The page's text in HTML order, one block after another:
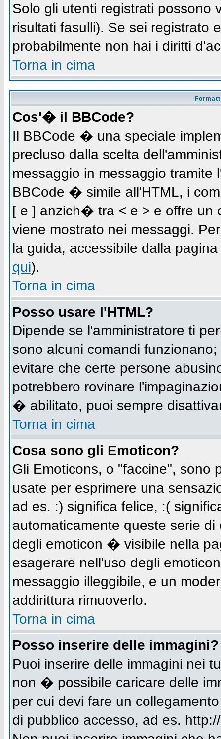
Solo gli utenti registrati possono
risultati fasulli). Se sei registrato
probabilmente non hai i diritti
Torna in cima
Cos'� il BBCode?
Il BBCode � una speciale
precluso dalla scelta
messaggio in messaggio tramite
BBCode � simile all'HTML, i
[ e ] anzich� tra < e > e offre un
viene mostrato nei messaggi.
la guida, accessibile dalla
qui).
Torna in cima
Posso usare l'HTML?
Dipende se l'amministratore ti
sono alcuni comandi
evitare che certe persone
potrebbero rovinare
� abilitato, puoi sempre
Torna in cima
Cosa sono gli Emoticon?
Gli Emoticons, o "faccine", sono
usate per esprimere una
ad es. :) significa felice, :(
automaticamente queste serie
degli emoticon � visibile nella
esagerare nell'uso degli
messaggio illeggibile, e un
addirittura rimuoverlo.
Torna in cima
Posso inserire delle immagini?
Puoi inserire delle immagini nei
non � possibile caricare delle
per cui devi fare un
di pubblico accesso, ad es.